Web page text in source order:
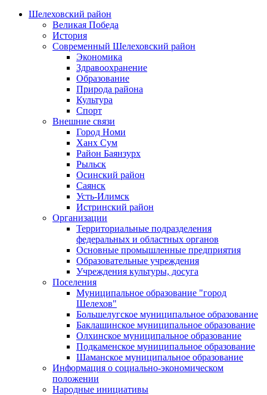
Шелеховский район
Великая Победа
История
Современный Шелеховский район
Экономика
Здравоохранение
Образование
Природа района
Культура
Спорт
Внешние связи
Город Номи
Ханх Сум
Район Баянзурх
Рыльск
Осинский район
Саянск
Усть-Илимск
Истринский район
Организации
Территориальные подразделения
федеральных и областных органов
Основные промышленные предприятия
Образовательные учреждения
Учреждения культуры, досуга
Поселения
Муниципальное образование "город
Шелехов"
Большелугское муниципальное образование
Баклашинское муниципальное образование
Олхинское муниципальное образование
Подкаменское муниципальное образование
Шаманское муниципальное образование
Информация о социально-экономическом
положении
Народные инициативы